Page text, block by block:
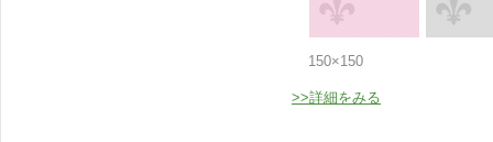
150×150
>>詳細をみる